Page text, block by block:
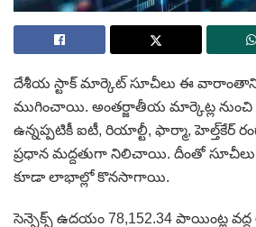
దేశీయ స్టాక్ మార్కెట్ సూచీలు ఈ
ముగించాయి. అంతర్జాతీయ మార్కెట్ల నుంచి
ఉన్నప్పటికీ ఐటీ, రియాల్టీ, ఫార్మా, హెల్త్‌కేర్
ప్రధాన మద్దతుగా నిలిచాయి. దీంతో
కూడా లాభాల్లో కొనసాగాయి.
సెన్సెక్స్ ఉదయం 78,152.34 పాయింట్ల